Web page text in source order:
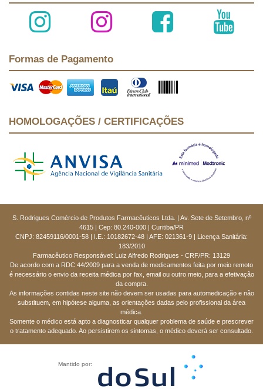
Formas de Pagamento
HOMOLOGAÇÕES / CERTIFICAÇÕES
S. Rodrigues Comércio de Produtos Farmacêuticos Ltda. | Av. Sete de Setembro, nº
4615 | Cep: 80.240-000 | Curitiba/PR
CNPJ: 82459116/0001-58 | I.E.: 10182672-48 | AFE: 021361-9 | Licença Sanitária:
183/2010
Farmacêutico Responsável: Luiz Alfredo Rodrigues - CRF/PR: 13129
De acordo com a RDC 44/2009 para a venda de medicamentos feita por meio remoto
é necessário o envio da receita médica por fax, email ou outro meio, para a efetivação
da compra.
As informações contidas neste site não devem ser usadas para automedicação e não
substituem, em hipótese alguma, as orientações dadas pelo profissional da área
médica.
Somente o médico está apto a diagnosticar qualquer problema de saúde e prescrever
o tratamento adequado. Ao persistirem os sintomas, o médico deverá ser consultado.
Mantido por: